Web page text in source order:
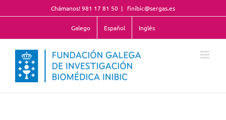
to
Chámanos! 981 17 81 50 | finibic@sergas.es
Galego Español Inglés